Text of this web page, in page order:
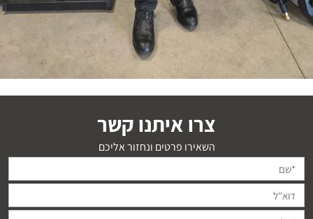
צרו איתנו קשר
השאירו פרטים ונחזור אליכם